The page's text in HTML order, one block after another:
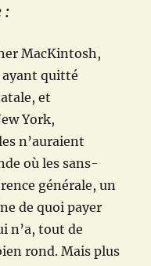
:
MacKintosh,
ayant quitté
et
York,
n’auraient
où les sans-
générale, un
de quoi payer
n’a, tout de
rond. Mais plus